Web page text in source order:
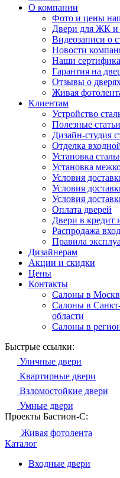
О компании
Фото и цены
Двери для ЖК и
Видеозаписи о
Новости
Наши
Гарантия на
Отзывы о
Живая
Клиентам
Устройство
Полезные статьи
Дизайн-студия
Отделка
Установка
Установка
Условия
Условия
Условия
Оплата дверей
Двери в кредит
Распродажа
Правила
Дизайнерам
Акции и скидки
Цены
Контакты
Салоны в
Салоны в
области
Салоны в
Быстрые ссылки:
Уличные двери
Квартирные двери
Взломостойкие двери
Умные двери
Проекты Бастион-С:
Живая фотолента
Каталог
Входные двери